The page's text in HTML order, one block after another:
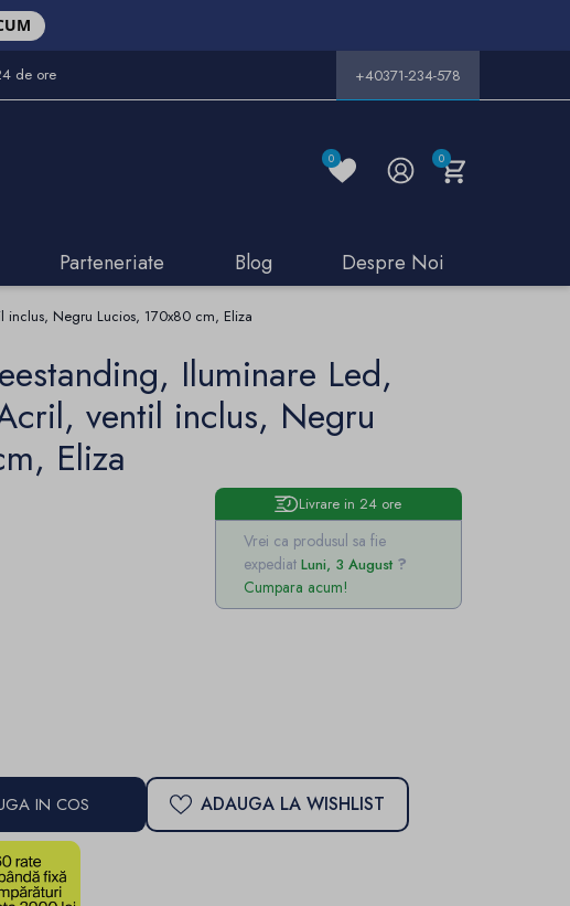
de ore +40371-234-578
0 0
Parteneriate Blog Despre Noi
Negru Lucios, 170x80 cm, Eliza
Iluminare Led,
ventil inclus, Negru
Eliza
Livrare in 24 ore
Vrei ca produsul sa fie
expediat Luni, 3 August
Cumpara acum!
IN COS ADAUGA LA WISHLIST